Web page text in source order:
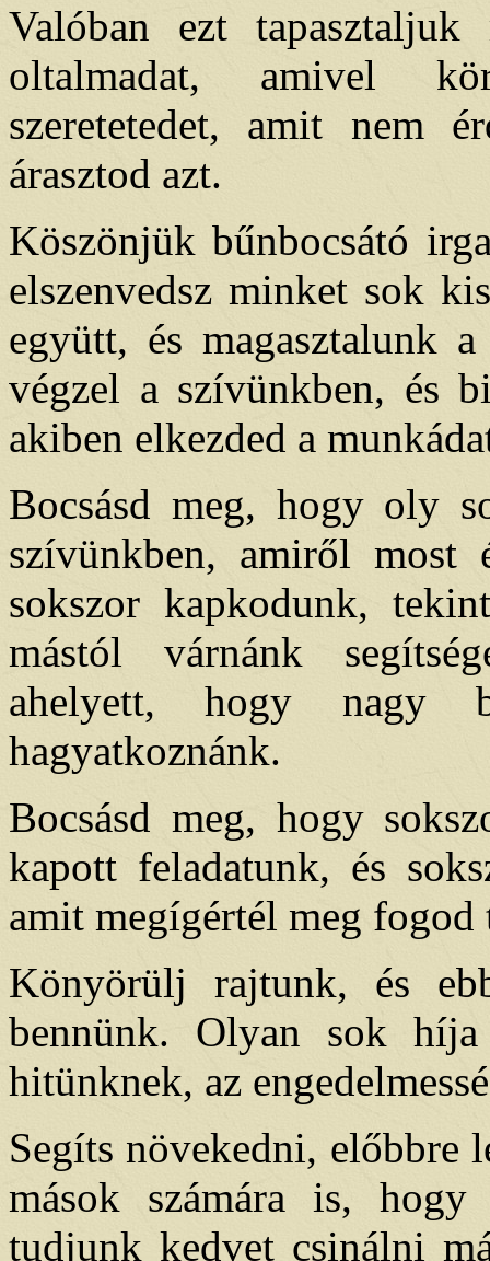
Valóban ezt
oltalmadat, amivel
szeretetedet, amit nem
árasztod azt.
Köszönjük bűnbocsátó
elszenvedsz minket sok
együtt, és magasztalunk
végzel a szívünkben, és
akiben elkezded a
Bocsásd meg, hogy oly
szívünkben, amiről most
sokszor kapkodunk,
mástól várnánk
ahelyett, hogy nagy
hagyatkoznánk.
Bocsásd meg, hogy
kapott feladatunk, és
amit megígértél meg fogod
Könyörülj rajtunk, és
bennünk. Olyan sok
hitünknek, az
Segíts növekedni, előbbre
mások számára is,
tudjunk kedvet csinálni